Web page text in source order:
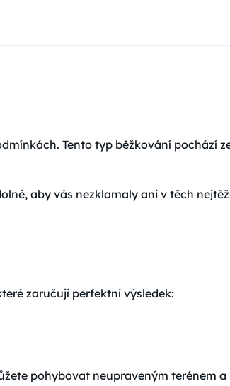
Tento typ běžkování pochází
aby vás nezklamaly ani v těch
zaručují perfektní výsledek:
pohybovat neupraveným terénem